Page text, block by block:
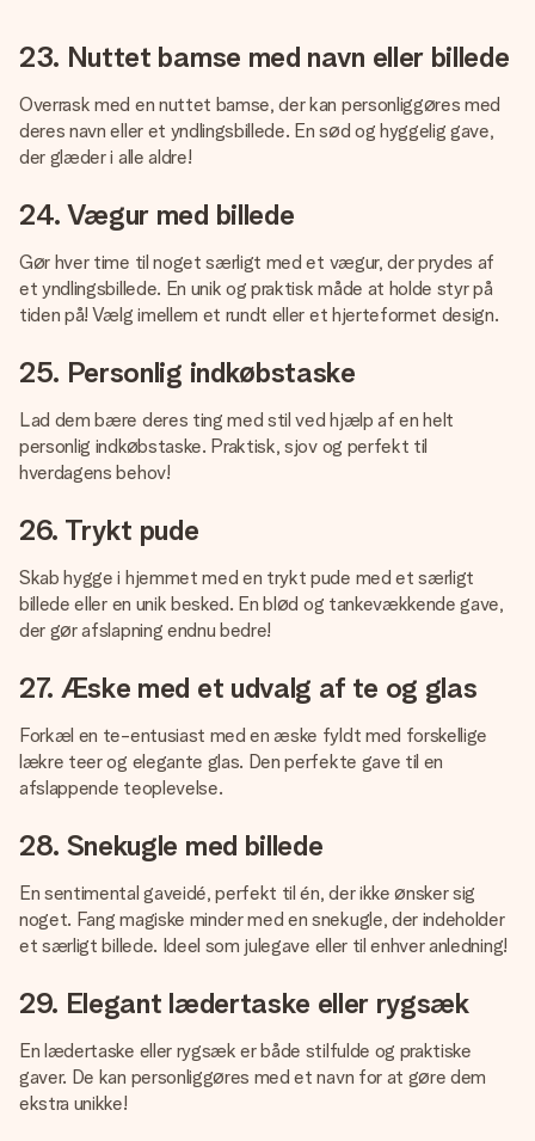
23. Nuttet bamse med navn eller billede
Overrask med en nuttet bamse, der kan personliggøres med
deres navn eller et yndlingsbillede. En sød og hyggelig gave,
der glæder i alle aldre!
24. Vægur med billede
Gør hver time til noget særligt med et vægur, der prydes af
et yndlingsbillede. En unik og praktisk måde at holde styr på
tiden på! Vælg imellem et rundt eller et hjerteformet design.
25. Personlig indkøbstaske
Lad dem bære deres ting med stil ved hjælp af en helt
personlig indkøbstaske. Praktisk, sjov og perfekt til
hverdagens behov!
26. Trykt pude
Skab hygge i hjemmet med en trykt pude med et særligt
billede eller en unik besked. En blød og tankevækkende gave,
der gør afslapning endnu bedre!
27. Æske med et udvalg af te og glas
Forkæl en te-entusiast med en æske fyldt med forskellige
lækre teer og elegante glas. Den perfekte gave til en
afslappende teoplevelse.
28. Snekugle med billede
En sentimental gaveidé, perfekt til én, der ikke ønsker sig
noget. Fang magiske minder med en snekugle, der indeholder
et særligt billede. Ideel som julegave eller til enhver anledning!
29. Elegant lædertaske eller rygsæk
En lædertaske eller rygsæk er både stilfulde og praktiske
gaver. De kan personliggøres med et navn for at gøre dem
ekstra unikke!